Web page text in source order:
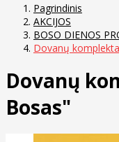
Pagrindinis
AKCIJOS
BOSO DIENOS
Dovanų
Dovanų
Bosas"